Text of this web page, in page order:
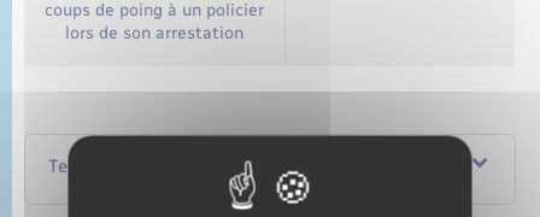
coups de poing à un policier
lors de son arrestation
Textes de référence